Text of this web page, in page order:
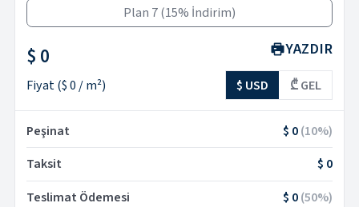
Plan 7(15% İndirim)
$ 0
Fiyat($ 0 / m²)
YAZDIR
$ USD ₾ GEL
Peşinat $ 0(10%)
Taksit
$ 0
Teslimat Ödemesi
$ 0(50%)